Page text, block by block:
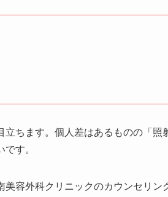
317082
ていただいて
ちます。個人差はあるものの「照
す。
容外科クリニックのカウンセリン